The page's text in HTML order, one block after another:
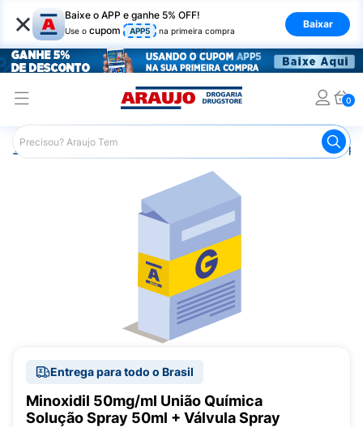
× Baixe o APP e ganhe 5% OFF!
Use o cupom APP5 na primeira compra
Baixar
0
Araujo Medicamentos Remédio
Entrega para todo o Brasil
Minoxidil 50mg/ml União Química
Solução Spray 50ml + Válvula Spray